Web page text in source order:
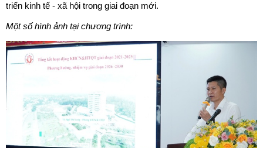
triển kinh tế - xã hội trong giai đoạn mới.
Một số hình ảnh tại chương trình: